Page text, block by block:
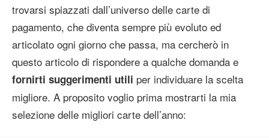
trovarsi spiazzati dall’universo delle carte di
pagamento, che diventa sempre più evoluto ed
articolato ogni giorno che passa, ma cercherò in
questo articolo di rispondere a qualche domanda e
fornirti suggerimenti utili per individuare la scelta
migliore. A proposito voglio prima mostrarti la mia
selezione delle migliori carte dell’anno: